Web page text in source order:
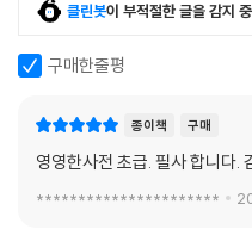
클린봇이 부적절한 글을 감지
구매한줄평
종이책 구매
영영한사전 초급. 필사 합니다.
**********************